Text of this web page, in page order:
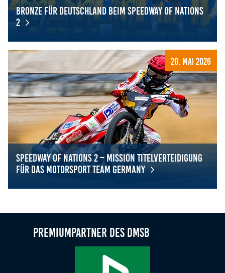
Bronze für Deutschland beim Speedway of Nations
2
Bronze für Deutschland beim Speedway of Nations 2
20. Mai 2026
Speedway of Nations 2 – Mission Titelverteidigung
für das Motorsport Team Germany
Premiumpartner des DMSB